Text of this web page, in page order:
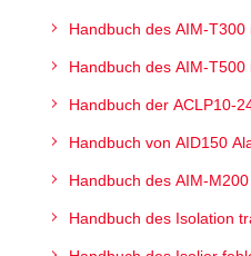
Handbuch des AIM-
Handbuch des AIM-
Handbuch der ACLP10-
Handbuch von AID150
Handbuch des AIM-
Handbuch des Isolation